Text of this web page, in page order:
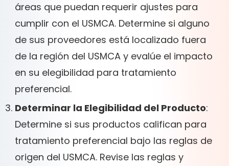
áreas que puedan requerir ajustes para
cumplir con el USMCA. Determine si alguno
de sus proveedores está localizado fuera
de la región del USMCA y evalúe el impacto
en su elegibilidad para tratamiento
preferencial.
Determinar la Elegibilidad del Producto:
Determine si sus productos califican para
tratamiento preferencial bajo las reglas de
origen del USMCA. Revise las reglas y